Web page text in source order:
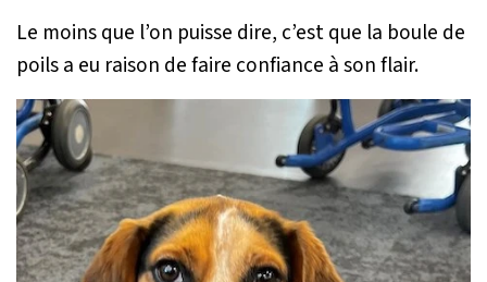
Le moins que l’on puisse dire, c’est que la boule de
poils a eu raison de faire confiance à son flair.